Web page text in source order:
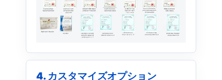
4. カスタマイズオプション